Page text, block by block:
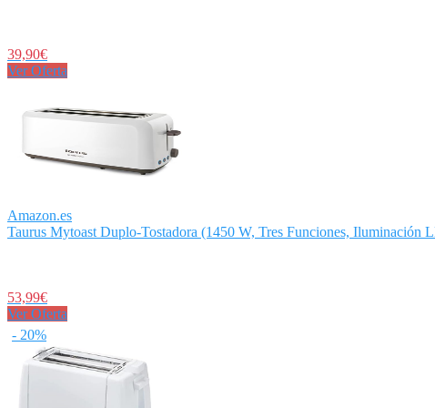
39,90€
Ver Oferta
Amazon.es
Taurus Mytoast Duplo-Tostadora (1450 W, Tres Funciones, Iluminación
53,99€
Ver Oferta
- 20%